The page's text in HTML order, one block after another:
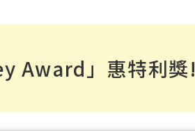
Award」惠特利獎!